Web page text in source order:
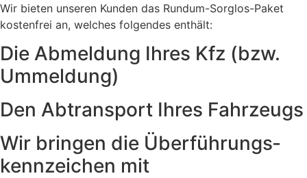
Wir bieten unseren Kunden das Rundum-Sorglos-Paket
kostenfrei an, welches folgendes enthält:
Die Abmeldung Ihres Kfz (bzw.
Ummeldung)
Den Abtransport Ihres Fahrzeugs
Wir bringen die Überführungs­
kennzeichen mit